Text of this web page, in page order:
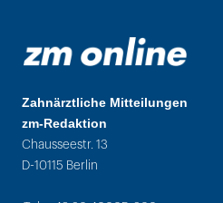
Zahnärztliche Mitteilungen
zm-Redaktion
Chausseestr. 13
D-10115 Berlin